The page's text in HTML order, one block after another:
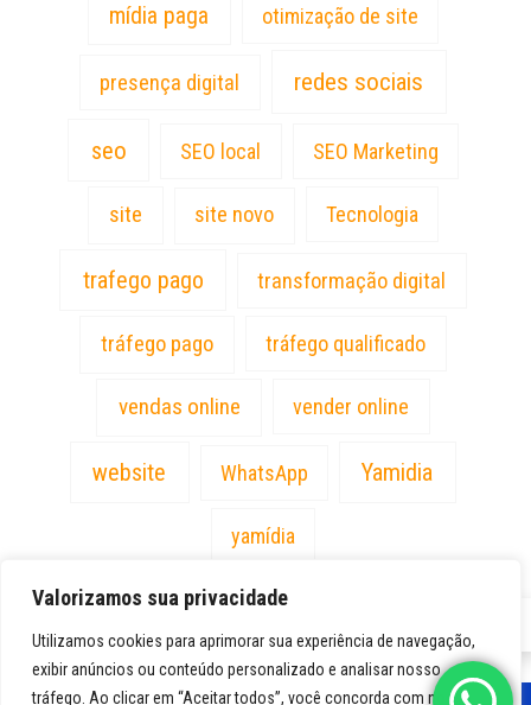
Valorizamos sua privacidade
Utilizamos cookies para aprimorar sua experiência de navegação,
exibir anúncios ou conteúdo personalizado e analisar nosso
tráfego. Ao clicar em “Aceitar todos”, você concorda com nosso
mídia paga otimização de site
presença digital redes sociais
seo SEO local SEO Marketing
site site novo Tecnologia
trafego pago transformação digital
tráfego pago tráfego qualificado
vendas online vender online
website WhatsApp Yamidia
yamídia